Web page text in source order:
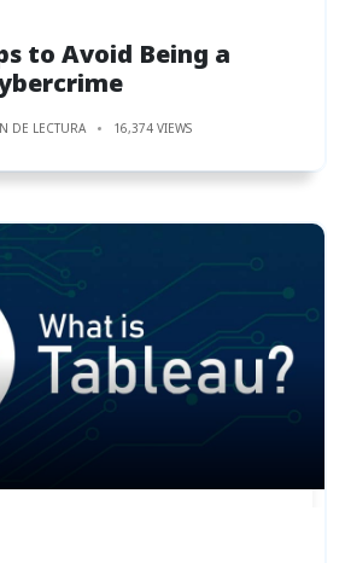
to Avoid Being a
DE LECTURA 16,374 VIEWS